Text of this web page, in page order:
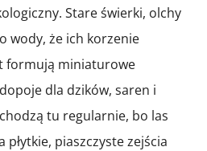
Stare świerki, olchy
wody, że ich korzenie
formują miniaturowe
dla dzików, saren i
tu regularnie, bo las
płytkie, piaszczyste zejścia